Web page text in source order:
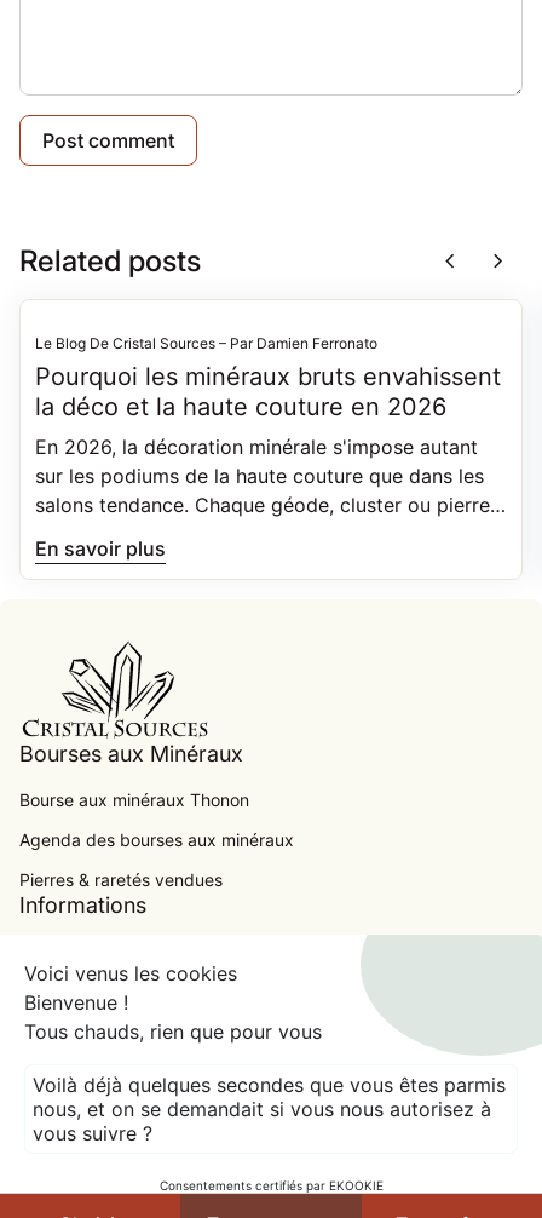
Related posts chevron_left chevron_right
Le Blog De Cristal Sources – Par Damien Ferronato
Pourquoi les minéraux bruts envahissent
la déco et la haute couture en 2026
En 2026, la décoration minérale s'impose autant
sur les podiums de la haute couture que dans les
salons tendance. Chaque géode, cluster ou pierre
géologiques précis. Découvrez pourquoi le brut
En savoir plus
Bourses aux Minéraux
Bourse aux minéraux Thonon
Agenda des bourses aux minéraux
Pierres & raretés vendues
Informations
Conditions Générales de Ventes
Mentions Légales
France (EUR €)expand_more
© 2026CRISTAL SOURCES
Modes de paiement
Voici venus les cookies
Bienvenue !
Tous chauds, rien que pour vous
Voilà déjà quelques secondes que vous êtes parmis
nous, et on se demandait si vous nous autorisez à
vous suivre ?
Consentements certifiés par EKOOKIE